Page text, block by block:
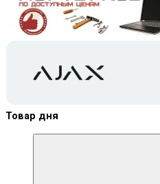
Товар дня